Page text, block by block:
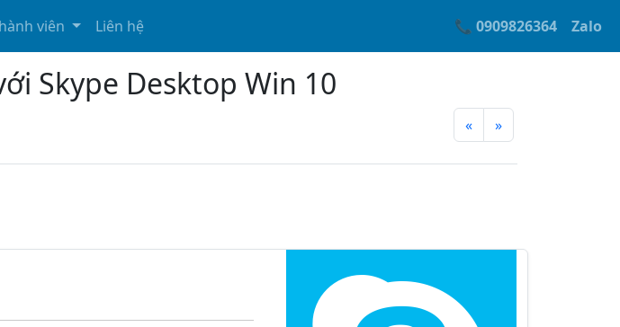
viên Liên hệ 📞 0909826364 Zalo
Skype Desktop Win 10
« »